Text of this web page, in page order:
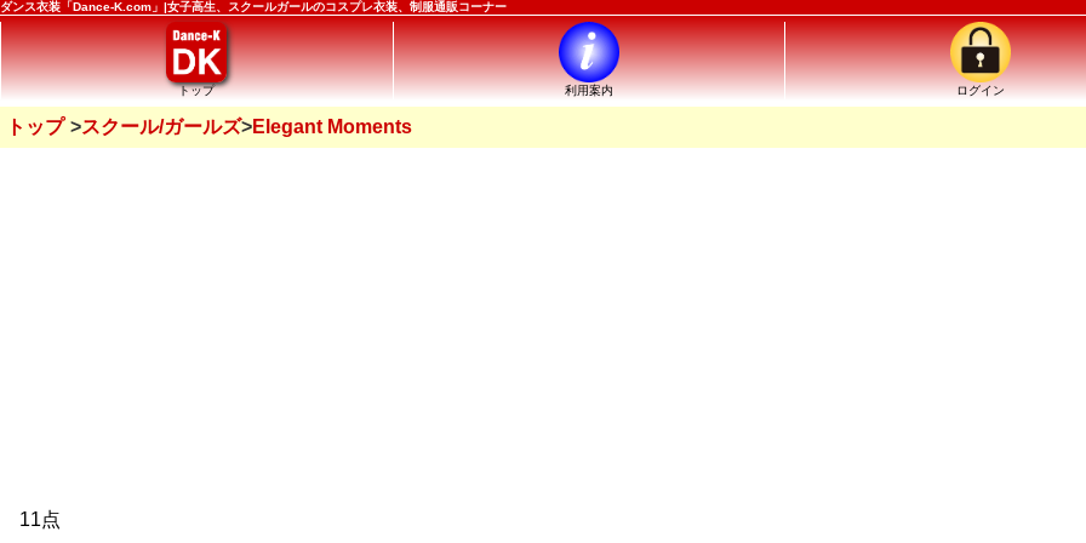
ダンス衣装「Dance-K.com」|女子高生、スクールガールのコスプレ衣装、制服通販コーナー
トップ 利用案内 ログイン
トップ スクール/ガールズ Elegant Moments
11点